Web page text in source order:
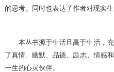
的思考。同时也表达了作者对现实
本丛书源于生活且高于生活，
了真情、幽默、品德、励志、情感
一生的心灵伙伴。